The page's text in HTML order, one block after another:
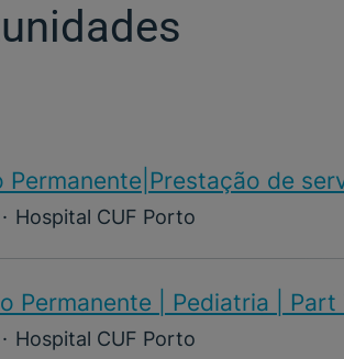
de
· Hospital CUF Porto
Permanente | Pediatria | Part
· Hospital CUF Porto